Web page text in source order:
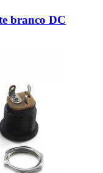
branco DC